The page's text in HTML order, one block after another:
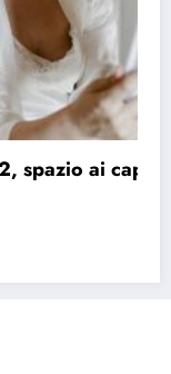
ai capelli